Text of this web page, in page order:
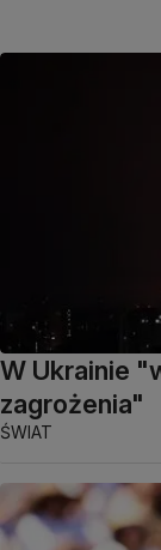
W Ukrainie
zagrożenia"
ŚWIAT